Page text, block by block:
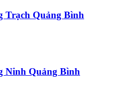
Trạch Quảng Bình
Ninh Quảng Bình